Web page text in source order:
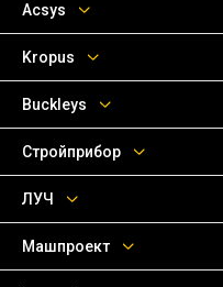
Acsys
Kropus
Buckleys
Стройприбор
ЛУЧ
Машпроект